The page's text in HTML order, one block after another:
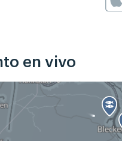
en vivo